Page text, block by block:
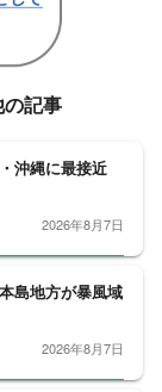
記事
・沖縄に最接近
2026年8月7日
島地方が暴風域
2026年8月7日